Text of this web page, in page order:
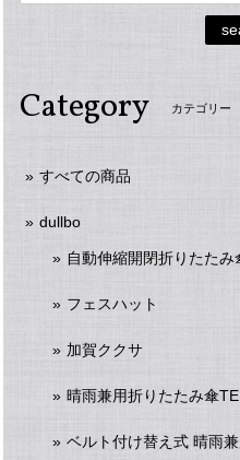
Category カテゴリー
すべての商品
dullbo
自動伸縮開閉折りたたみ
フェスハット
加賀ククサ
晴雨兼用折りたたみ傘
ベルト付け替え式 晴雨